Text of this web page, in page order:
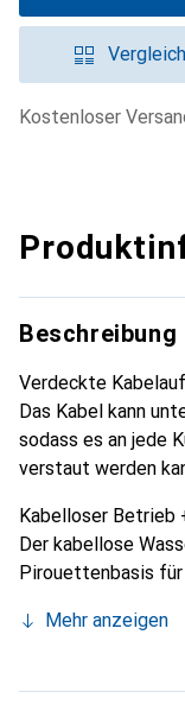
Kostenloser
Beschreibung
Verdeckte
Das Kabel kann
sodass es an jede
verstaut werden
Kabelloser Betrieb
Der kabellose
Pirouettenbasis
Mehr anzeigen